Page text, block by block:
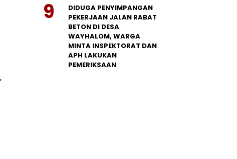
DIDUGA PENYIMPANGAN
PEKERJAAN JALAN RABAT
BETON DI DESA
WAYHALOM, WARGA
MINTA INSPEKTORAT DAN
APH LAKUKAN
PEMERIKSAAN